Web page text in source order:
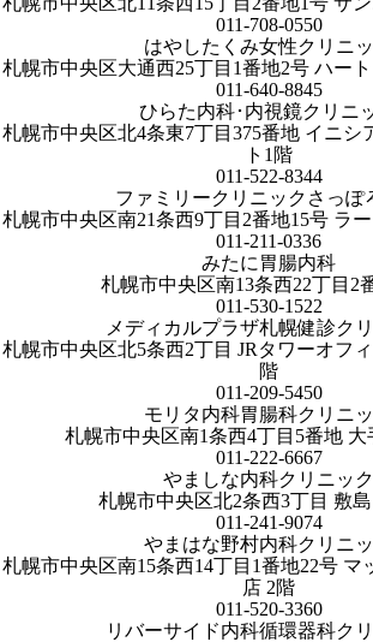
011-708-0550
はやしたくみ女性クリニ
札幌市中央区大通西25丁目1番地2号 ハー
011-640-8845
ひらた内科･内視鏡クリニ
札幌市中央区北4条東7丁目375番地 イニシ
ト1階
011-522-8344
ファミリークリニックさっぽ
札幌市中央区南21条西9丁目2番地15号 ラ
011-211-0336
みたに胃腸内科
札幌市中央区南13条西22丁目2
011-530-1522
メディカルプラザ札幌健診ク
札幌市中央区北5条西2丁目 JRタワーオフ
階
011-209-5450
モリタ内科胃腸科クリニ
札幌市中央区南1条西4丁目5番地 大
011-222-6667
やましな内科クリニック
札幌市中央区北2条西3丁目 敷
011-241-9074
やまはな野村内科クリニ
札幌市中央区南15条西14丁目1番地22号 マ
店 2階
011-520-3360
リバーサイド内科循環器科ク